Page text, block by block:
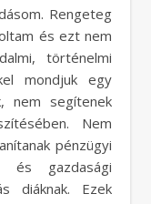
Rengeteg
és ezt nem
történelmi
mondjuk egy
nem segítenek
Nem
pénzügyi
és gazdasági
diáknak. Ezek